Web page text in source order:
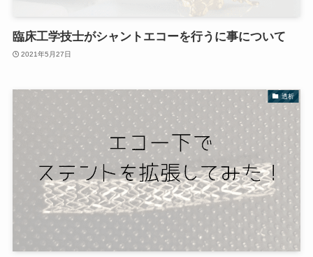
臨床工学技士がシャントエコーを行うに事について
2021年5月27日
透析